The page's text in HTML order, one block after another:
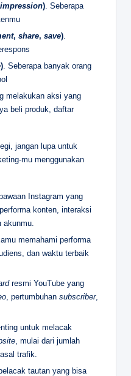
impression) . Seberapa
, share, save)
). Seberapa banyak orang
melakukan aksi yang
beli produk, daftar
jangan lupa untuk
mu menggunakan
Instagram yang
konten, interaksi
akunmu.
memahami performa
dan waktu terbaik
resmi YouTube yang
, pertumbuhan subscriber,
untuk melacak
, mulai dari jumlah
trafik.
tautan yang bisa